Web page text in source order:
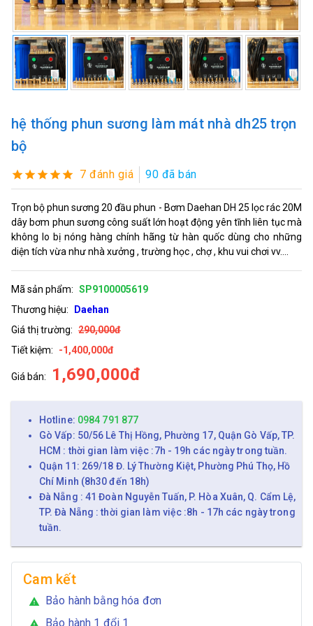
hệ thống phun sương làm mát nhà dh25 trọn
bộ
7 đánh giá 90 đã bán
Trọn bộ phun sương 20 đầu phun - Bơm Daehan DH 25 lọc rác 20M
dây bơm phun sương công suất lớn hoạt động yên tĩnh liên tục mà
không lo bị nóng hàng chính hãng từ hàn quốc dùng cho những
diện tích vừa như nhà xưởng , trường học , chợ , khu vui chơi vv....
Mã sản phẩm: SP9100005619
Thương hiệu:
Daehan
Giá thị trường: 290,000đ
Tiết kiệm:
-1,400,000đ
Giá bán: 1,690,000đ
Hotline: 0984 791 877
Gò Vấp: 50/56 Lê Thị Hồng, Phường 17, Quận Gò Vấp, TP.
HCM : thời gian làm việc :7h - 19h các ngày trong tuần.
Quận 11: 269/18 Đ. Lý Thường Kiệt, Phường Phú Thọ, Hồ
Chí Minh (8h30 đến 18h)
Đà Nẵng : 41 Đoàn Nguyễn Tuấn, P. Hòa Xuân, Q. Cẩm Lệ,
TP. Đà Nẵng : thời gian làm việc :8h - 17h các ngày trong
tuần.
Cam kết
warning Bảo hành bằng hóa đơn
Bảo hành 1 đổi 1